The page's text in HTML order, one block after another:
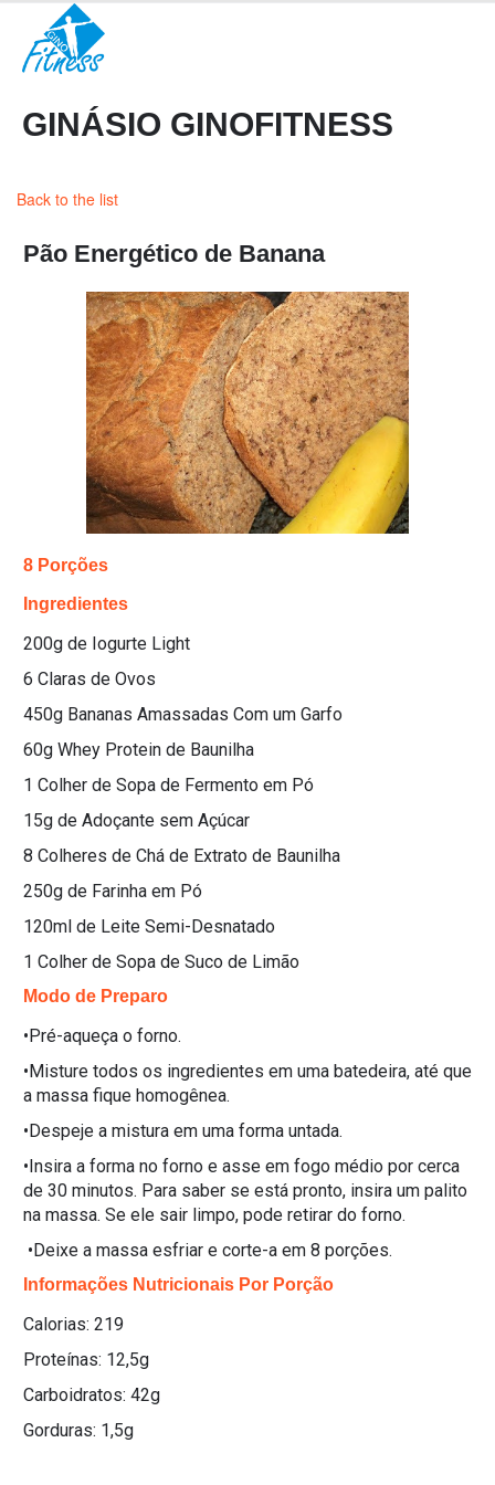
GINÁSIO GINOFITNESS
Back to the list
Pão Energético de Banana
8 Porções
Ingredientes
200g de Iogurte Light
6 Claras de Ovos
450g Bananas Amassadas Com um Garfo
60g Whey Protein de Baunilha
1 Colher de Sopa de Fermento em Pó
15g de Adoçante sem Açúcar
8 Colheres de Chá de Extrato de Baunilha
250g de Farinha em Pó
120ml de Leite Semi-Desnatado
1 Colher de Sopa de Suco de Limão
Modo de Preparo
•Pré-aqueça o forno.
•Misture todos os ingredientes em uma batedeira, até que
a massa fique homogênea.
•Despeje a mistura em uma forma untada.
•Insira a forma no forno e asse em fogo médio por cerca
de 30 minutos. Para saber se está pronto, insira um palito
na massa. Se ele sair limpo, pode retirar do forno.
•Deixe a massa esfriar e corte-a em 8 porções.
Informações Nutricionais Por Porção
Calorias: 219
Proteínas: 12,5g
Carboidratos: 42g
Gorduras: 1,5g